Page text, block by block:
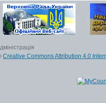
Creative Commons Attribution 4.0